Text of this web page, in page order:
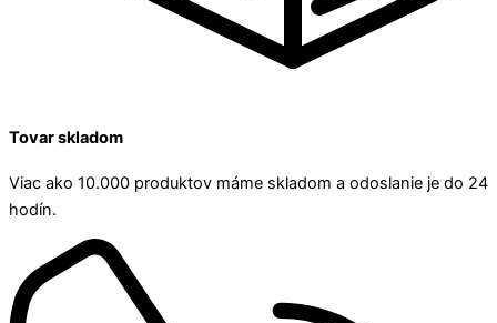
Tovar skladom
Viac ako 10.000 produktov máme skladom a odoslanie je do 24
hodín.